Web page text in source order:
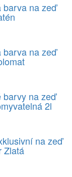
barva na zeď
barva na zeď
barvy na zeď
2l
na zeď
Zlatá